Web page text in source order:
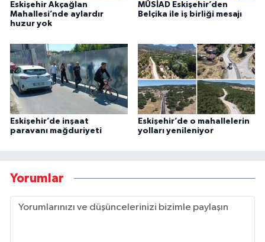
Eskişehir Akçağlan
Mahallesi’nde aylardır
huzur yok
MÜSİAD Eskişehir’den
Belçika ile iş birliği mesajı
Eskişehir’de inşaat
paravanı mağduriyeti
Eskişehir’de o mahallelerin
yolları yenileniyor
Yorumlar